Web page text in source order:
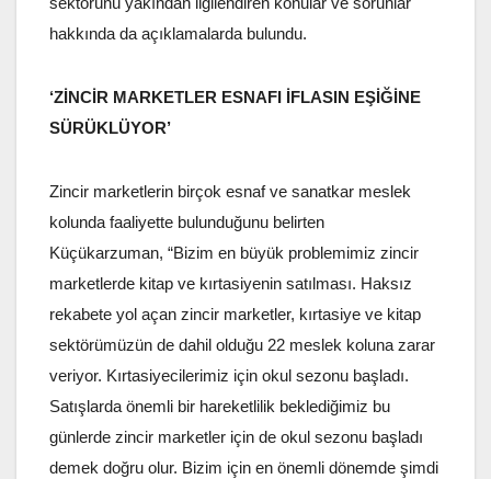
sektörünü yakından ilgilendiren konular ve sorunlar
hakkında da açıklamalarda bulundu.
‘ZİNCİR MARKETLER ESNAFI İFLASIN EŞİĞİNE
SÜRÜKLÜYOR’
Zincir marketlerin birçok esnaf ve sanatkar meslek
kolunda faaliyette bulunduğunu belirten
Küçükarzuman, “Bizim en büyük problemimiz zincir
marketlerde kitap ve kırtasiyenin satılması. Haksız
rekabete yol açan zincir marketler, kırtasiye ve kitap
sektörümüzün de dahil olduğu 22 meslek koluna zarar
veriyor. Kırtasiyecilerimiz için okul sezonu başladı.
Satışlarda önemli bir hareketlilik beklediğimiz bu
günlerde zincir marketler için de okul sezonu başladı
demek doğru olur. Bizim için en önemli dönemde şimdi